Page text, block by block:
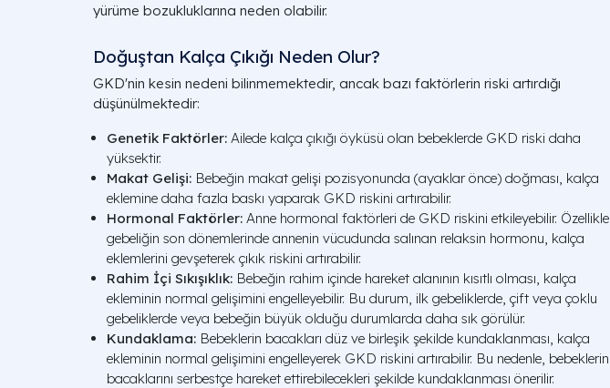
yürüme bozukluklarına neden olabilir.
Doğuştan Kalça Çıkığı Neden Olur?
GKD'nin kesin nedeni bilinmemektedir, ancak bazı faktörlerin riski artırdığı
düşünülmektedir:
Genetik Faktörler: Ailede kalça çıkığı öyküsü olan bebeklerde GKD riski daha
yüksektir.
Makat Gelişi: Bebeğin makat gelişi pozisyonunda (ayaklar önce) doğması, kalça
eklemine daha fazla baskı yaparak GKD riskini artırabilir.
Hormonal Faktörler: Anne hormonal faktörleri de GKD riskini etkileyebilir. Özellikle
gebeliğin son dönemlerinde annenin vücudunda salınan relaksin hormonu, kalça
eklemlerini gevşeterek çıkık riskini artırabilir.
Rahim İçi Sıkışıklık: Bebeğin rahim içinde hareket alanının kısıtlı olması, kalça
ekleminin normal gelişimini engelleyebilir. Bu durum, ilk gebeliklerde, çift veya çoklu
gebeliklerde veya bebeğin büyük olduğu durumlarda daha sık görülür.
Kundaklama: Bebeklerin bacakları düz ve birleşik şekilde kundaklanması, kalça
ekleminin normal gelişimini engelleyerek GKD riskini artırabilir. Bu nedenle, bebeklerin
bacaklarını serbestçe hareket ettirebilecekleri şekilde kundaklanması önerilir.